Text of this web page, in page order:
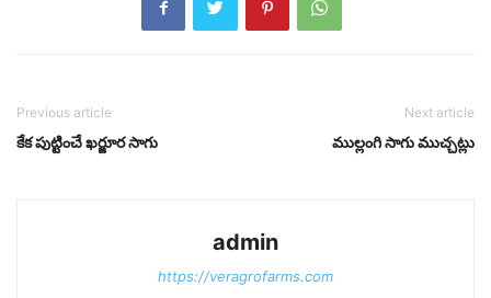
Previous article
కేక పుట్టించే ఖర్జూర సాగు
Next article
ముల్లంగి సాగు ముచ్చట్లు
admin
https://veragrofarms.com